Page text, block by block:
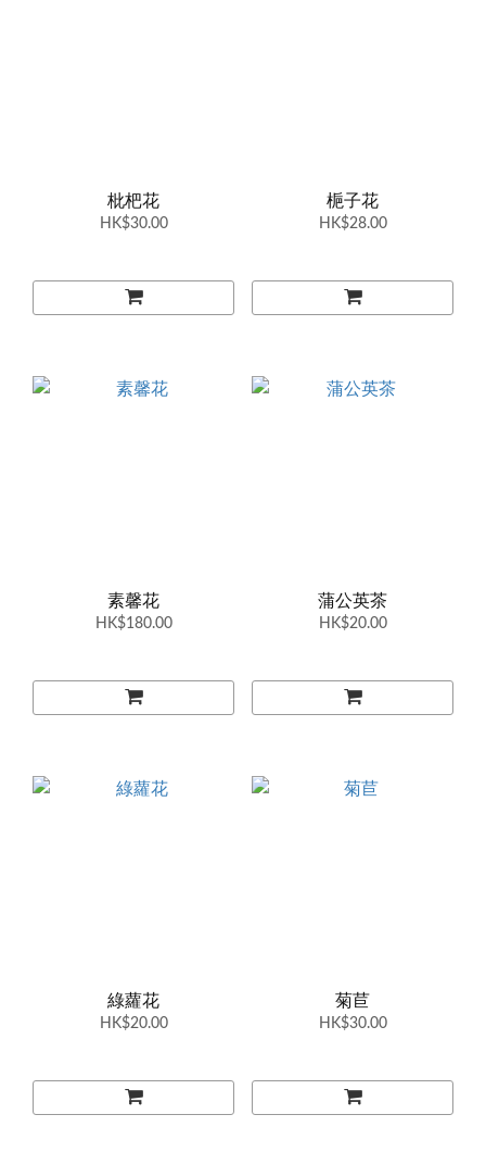
枇杷花
HK$30.00
梔子花
HK$28.00
素馨花
HK$180.00
蒲公英茶
HK$20.00
綠蘿花
HK$20.00
菊苣
HK$30.00